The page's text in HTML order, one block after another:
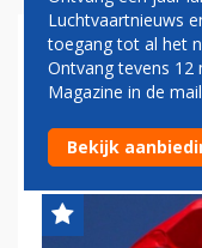
HEEL
Luchtvaartnieuws
toegang tot al het
Ontvang tevens 12
Magazine in de
Bekijk